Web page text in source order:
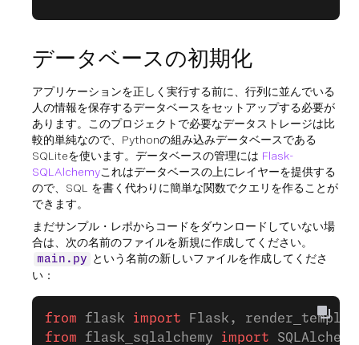
データベースの初期化
アプリケーションを正しく実行する前に、行列に並んでいる
人の情報を保存するデータベースをセットアップする必要が
あります。このプロジェクトで必要なデータストレージは比
較的単純なので、Pythonの組み込みデータベースである
SQLiteを使います。データベースの管理には Flask-
SQLAlchemyこれはデータベースの上にレイヤーを提供する
ので、SQL を書く代わりに簡単な関数でクエリを作ることが
できます。
まだサンプル・レポからコードをダウンロードしていない場
合は、次の名前のファイルを新規に作成してください。
main.py
という名前の新しいファイルを作成してくださ
い：
from flask import Flask,
from flask_sqlalchemy import SQLAlchemy